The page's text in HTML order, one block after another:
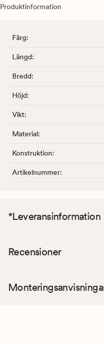
Produktinformation
Färg:
Längd:
Bredd:
Höjd:
Vikt:
Material:
Konstruktion:
Artikelnummer:
*Leveransinformation
Recensioner